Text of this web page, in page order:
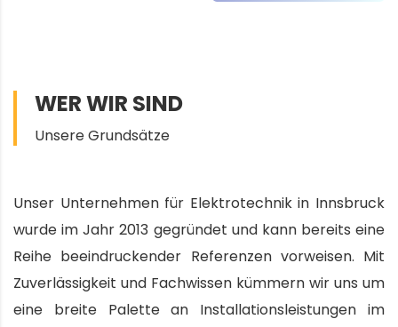
WER WIR SIND
Unsere Grundsätze
Unser Unternehmen für Elektrotechnik in Innsbruck
wurde im Jahr 2013 gegründet und kann bereits eine
Reihe beeindruckender Referenzen vorweisen. Mit
Zuverlässigkeit und Fachwissen kümmern wir uns um
eine breite Palette an Installationsleistungen im